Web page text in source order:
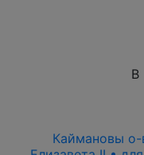
В
Каймановы о-